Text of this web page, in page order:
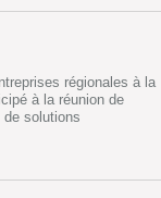
régionales à la
à la réunion de
solutions